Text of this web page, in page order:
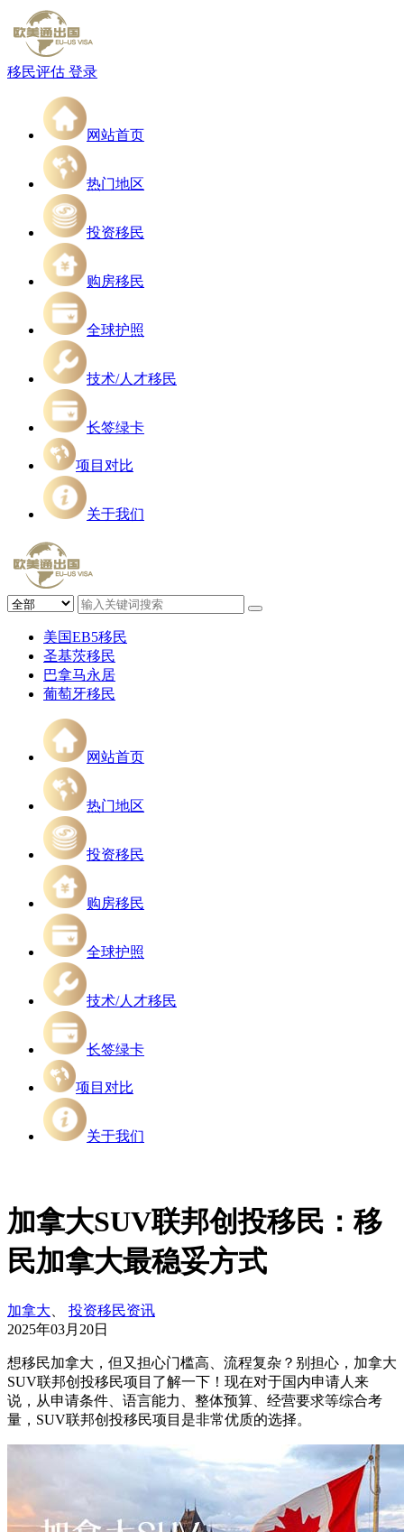
移民评估 登录
网站首页
热门地区
投资移民
购房移民
全球护照
技术/人才移民
长签绿卡
项目对比
关于我们
美国EB5移民
圣基茨移民
巴拿马永居
葡萄牙移民
网站首页
热门地区
投资移民
购房移民
全球护照
技术/人才移民
长签绿卡
项目对比
关于我们
加拿大SUV联邦创投移民：移
民加拿大最稳妥方式
加拿大
投资移民资讯
2025年03月20日
想移民加拿大，但又担心门槛高、流程复杂？别担心，加拿大
SUV联邦创投移民项目了解一下！现在对于国内申请人来
说，从申请条件、语言能力、整体预算、经营要求等综合考
量，SUV联邦创投移民项目是非常优质的选择。